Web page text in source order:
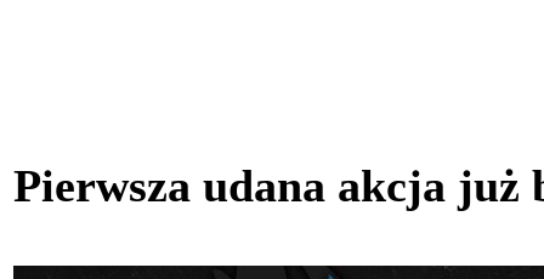
Pierwsza udana akcja już